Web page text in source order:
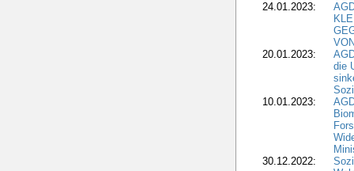
24.01.2023:
20.01.2023:
die
10.01.2023:
30.12.2022: